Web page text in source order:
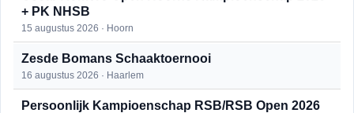
+ PK NHSB
15 augustus 2026 · Hoorn
Zesde Bomans Schaaktoernooi
16 augustus 2026 · Haarlem
Persoonlijk Kampioenschap RSB/RSB Open 2026